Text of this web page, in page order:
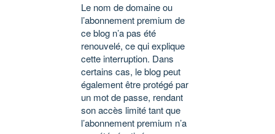
Le nom de domaine ou
l’abonnement premium de
ce blog n’a pas été
renouvelé, ce qui explique
cette interruption. Dans
certains cas, le blog peut
également être protégé par
un mot de passe, rendant
son accès limité tant que
l’abonnement premium n’a